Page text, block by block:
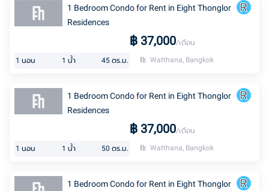
1 Bedroom Condo for Rent in Eight Thonglor
Residences
฿ 37,000/เดือน
1 นอน 1 น้ำ 45 ตร.ม. Watthana, Bangkok
1 Bedroom Condo for Rent in Eight Thonglor
Residences
฿ 37,000/เดือน
1 นอน 1 น้ำ 50 ตร.ม. Watthana, Bangkok
1 Bedroom Condo for Rent in Eight Thonglor